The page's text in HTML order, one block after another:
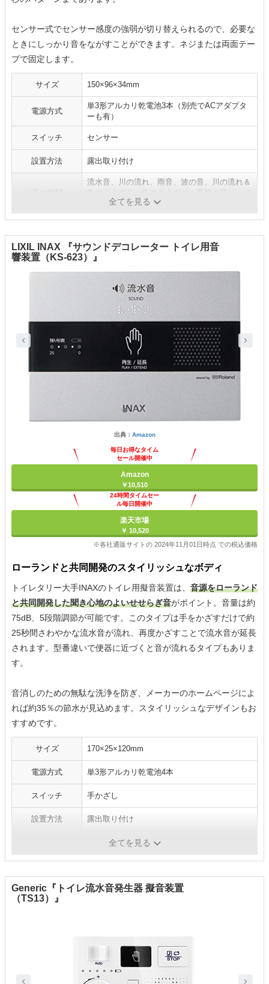
センサー式でセンサー感度の強弱が切り替えられるので、必要な
ときにしっかり音をながすことができます。ネジまたは両面テー
プで固定します。
サイズ 150×96×34mm
電源方式
単3形アルカリ乾電池3本（別売でACアダプタ
ーも有）
スイッチ センサー
設置方法 露出取り付け
流水音、川の流れ、雨音、波の音、川の流れ＆
ムノベティ、木星、ふるさと
全てを見る
LIXIL INAX 『サウンドデコレーター トイレ用音
響装置（KS-623）』
出典： Amazon
毎日お得なタイム
セール開催中
Amazon
￥10,510
24時間タイムセー
ル毎日開催中
楽天市場
￥ 10,520
※各社通販サイトの 2024年11月01日時点 での税込価格
ローランドと共同開発のスタイリッシュなボディ
トイレタリー大手INAXのトイレ用擬音装置は、 音源をローランド
と共同開発した聞き心地のよいせせらぎ音がポイント。音量は約
75dB、5段階調節が可能です。このタイプは手をかざすだけで約
25秒間さわやかな流水音が流れ、再度かざすことで流水音が延長
されます。型番違いで便器に近づくと音が流れるタイプもありま
す。
音消しのための無駄な洗浄を防ぎ、メーカーのホームページによ
れば約35％の節水が見込めます。スタイリッシュなデザインもお
すすめです。
サイズ 170×25×120mm
電源方式 単3形アルカリ乾電池4本
スイッチ 手かざし
設置方法 露出取り付け
流水・鳥のさえずり音
全てを見る
Generic『トイレ流水音発生器 擬音装置
（TS13）』